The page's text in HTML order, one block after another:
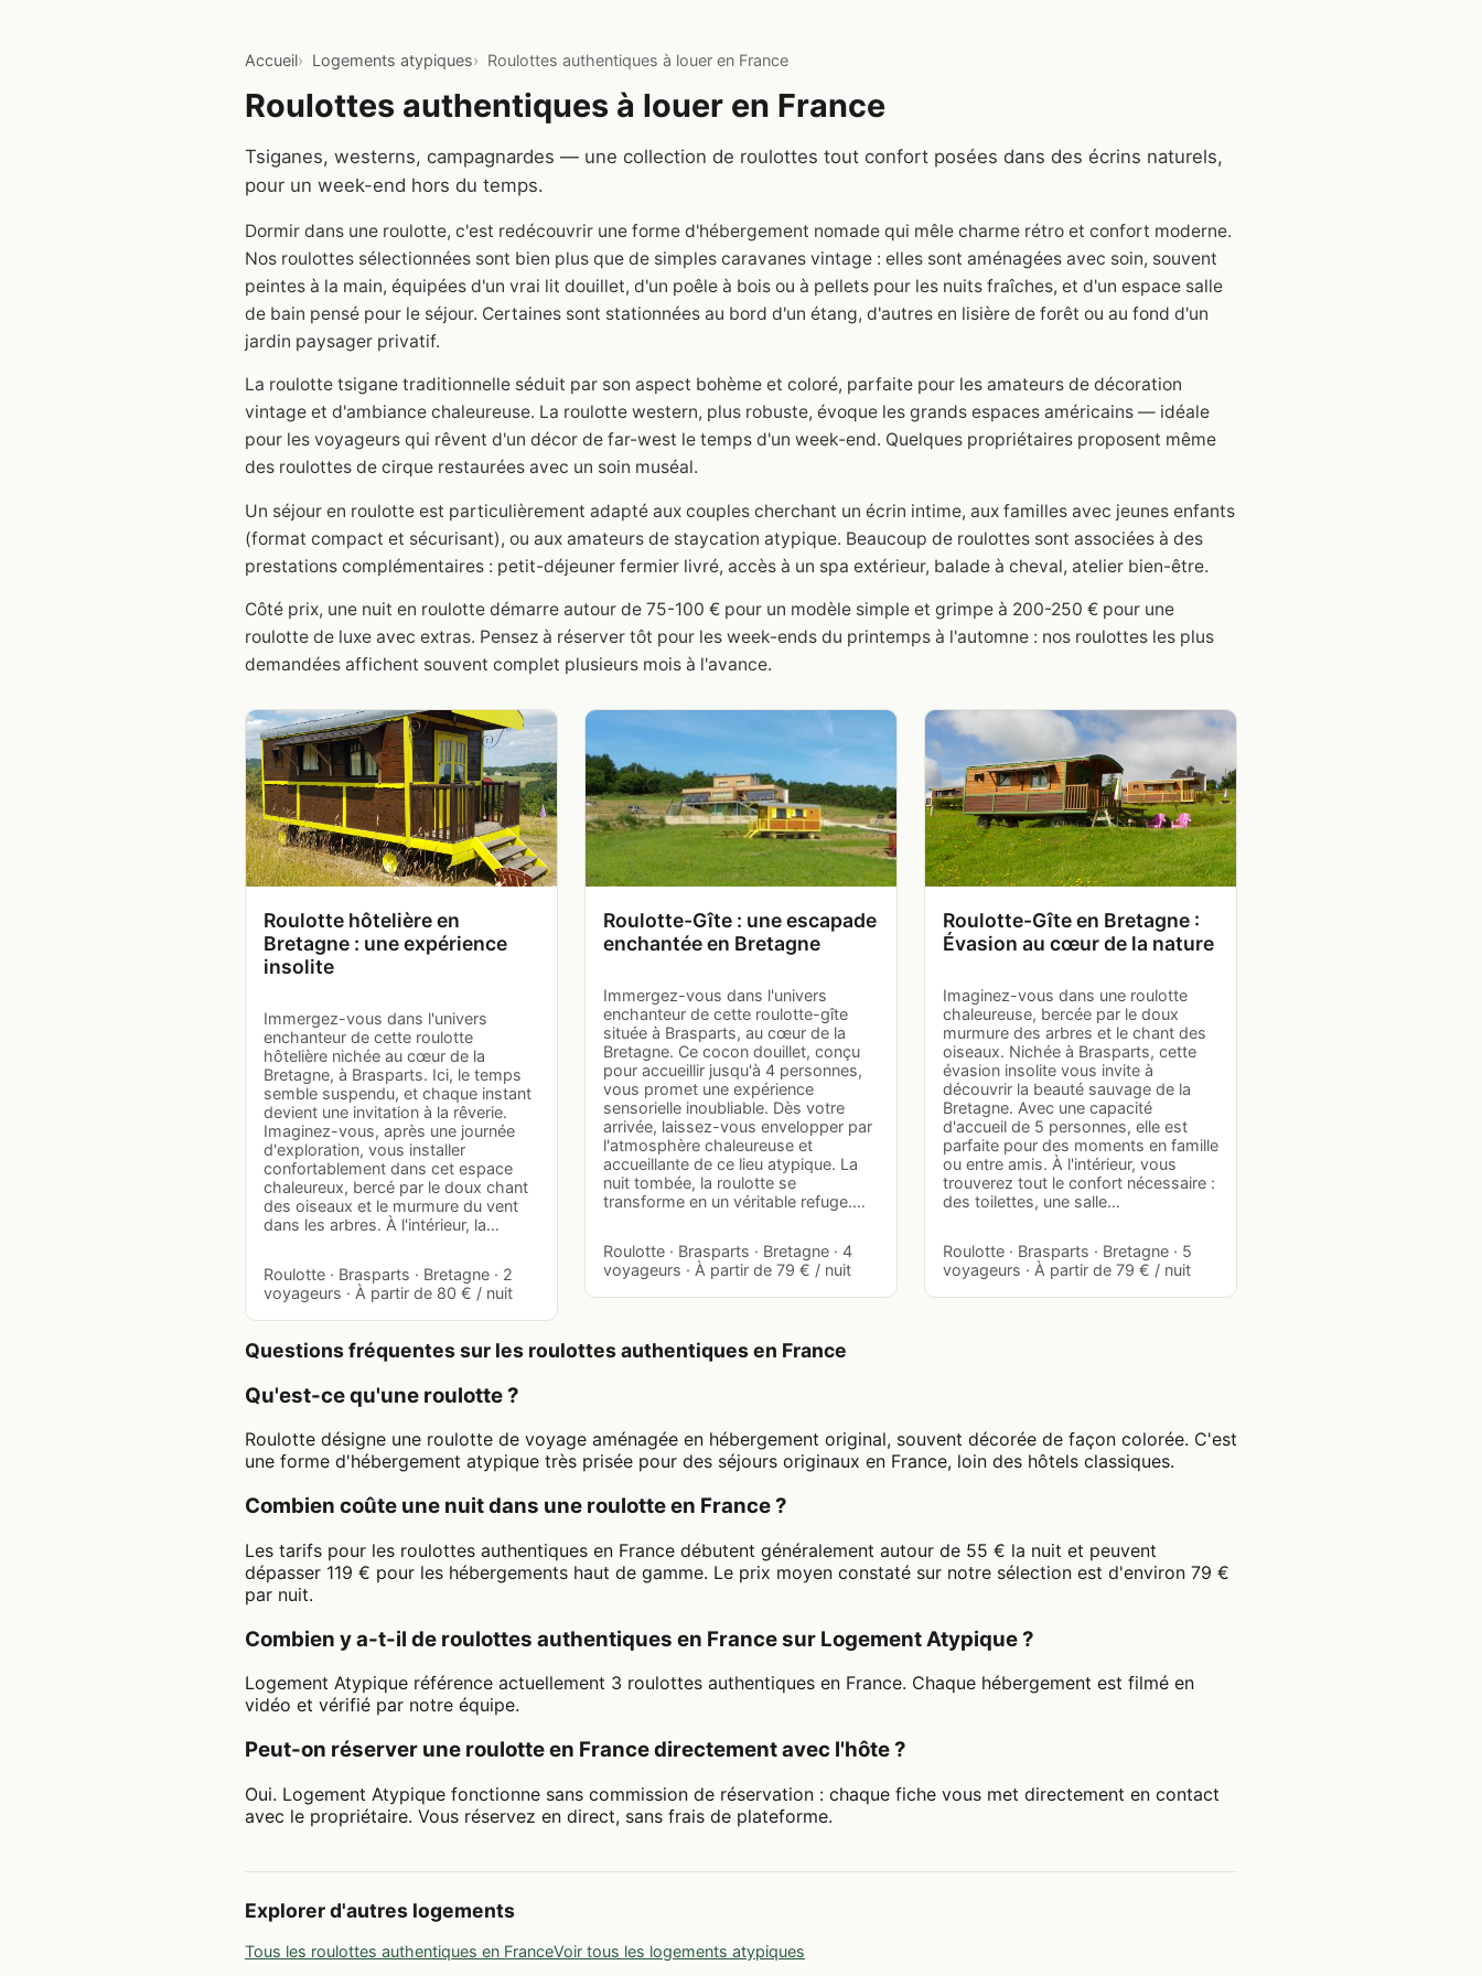
Accueil Logements atypiques Roulottes authentiques à louer en France
Roulottes authentiques à louer en France
Tsiganes, westerns, campagnardes — une collection de roulottes tout confort posées dans des écrins naturels,
pour un week-end hors du temps.
Dormir dans une roulotte, c'est redécouvrir une forme d'hébergement nomade qui mêle charme rétro et confort moderne.
Nos roulottes sélectionnées sont bien plus que de simples caravanes vintage : elles sont aménagées avec soin, souvent
peintes à la main, équipées d'un vrai lit douillet, d'un poêle à bois ou à pellets pour les nuits fraîches, et d'un espace salle
de bain pensé pour le séjour. Certaines sont stationnées au bord d'un étang, d'autres en lisière de forêt ou au fond d'un
jardin paysager privatif.
La roulotte tsigane traditionnelle séduit par son aspect bohème et coloré, parfaite pour les amateurs de décoration
vintage et d'ambiance chaleureuse. La roulotte western, plus robuste, évoque les grands espaces américains — idéale
pour les voyageurs qui rêvent d'un décor de far-west le temps d'un week-end. Quelques propriétaires proposent même
des roulottes de cirque restaurées avec un soin muséal.
Un séjour en roulotte est particulièrement adapté aux couples cherchant un écrin intime, aux familles avec jeunes enfants
(format compact et sécurisant), ou aux amateurs de staycation atypique. Beaucoup de roulottes sont associées à des
prestations complémentaires : petit-déjeuner fermier livré, accès à un spa extérieur, balade à cheval, atelier bien-être.
Côté prix, une nuit en roulotte démarre autour de 75-100 € pour un modèle simple et grimpe à 200-250 € pour une
roulotte de luxe avec extras. Pensez à réserver tôt pour les week-ends du printemps à l'automne : nos roulottes les plus
demandées affichent souvent complet plusieurs mois à l'avance.
Roulotte hôtelière en
Bretagne : une expérience
insolite
Immergez-vous dans l'univers
enchanteur de cette roulotte
hôtelière nichée au cœur de la
Bretagne, à Brasparts. Ici, le temps
semble suspendu, et chaque instant
devient une invitation à la rêverie.
Imaginez-vous, après une journée
d'exploration, vous installer
confortablement dans cet espace
chaleureux, bercé par le doux chant
des oiseaux et le murmure du vent
dans les arbres. À l'intérieur, la…
Roulotte · Brasparts · Bretagne · 2
voyageurs · À partir de 80 € / nuit
Roulotte-Gîte : une escapade
enchantée en Bretagne
Immergez-vous dans l'univers
enchanteur de cette roulotte-gîte
située à Brasparts, au cœur de la
Bretagne. Ce cocon douillet, conçu
pour accueillir jusqu'à 4 personnes,
vous promet une expérience
sensorielle inoubliable. Dès votre
arrivée, laissez-vous envelopper par
l'atmosphère chaleureuse et
accueillante de ce lieu atypique. La
nuit tombée, la roulotte se
transforme en un véritable refuge.…
Roulotte · Brasparts · Bretagne · 4
voyageurs · À partir de 79 € / nuit
Roulotte-Gîte en Bretagne :
Évasion au cœur de la nature
Imaginez-vous dans une roulotte
chaleureuse, bercée par le doux
murmure des arbres et le chant des
oiseaux. Nichée à Brasparts, cette
évasion insolite vous invite à
découvrir la beauté sauvage de la
Bretagne. Avec une capacité
d'accueil de 5 personnes, elle est
parfaite pour des moments en famille
ou entre amis. À l'intérieur, vous
trouverez tout le confort nécessaire :
des toilettes, une salle…
Roulotte · Brasparts · Bretagne · 5
voyageurs · À partir de 79 € / nuit
Questions fréquentes sur les roulottes authentiques en France
Qu'est-ce qu'une roulotte ?
Roulotte désigne une roulotte de voyage aménagée en hébergement original, souvent décorée de façon colorée. C'est
une forme d'hébergement atypique très prisée pour des séjours originaux en France, loin des hôtels classiques.
Combien coûte une nuit dans une roulotte en France ?
Les tarifs pour les roulottes authentiques en France débutent généralement autour de 55 € la nuit et peuvent
dépasser 119 € pour les hébergements haut de gamme. Le prix moyen constaté sur notre sélection est d'environ 79 €
par nuit.
Combien y a-t-il de roulottes authentiques en France sur Logement Atypique ?
Logement Atypique référence actuellement 3 roulottes authentiques en France. Chaque hébergement est filmé en
vidéo et vérifié par notre équipe.
Peut-on réserver une roulotte en France directement avec l'hôte ?
Oui. Logement Atypique fonctionne sans commission de réservation : chaque fiche vous met directement en contact
avec le propriétaire. Vous réservez en direct, sans frais de plateforme.
Explorer d'autres logements
Tous les roulottes authentiques en FranceVoir tous les logements atypiques